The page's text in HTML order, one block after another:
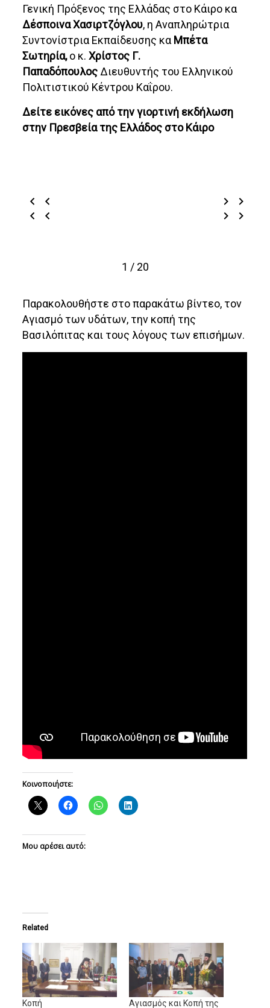
Γενική Πρόξενος της Ελλάδας στο Κάιρο κα
Δέσποινα Χασιρτζόγλου, η Αναπληρώτρια
Συντονίστρια Εκπαίδευσης κα Μπέτα
Σωτηρία,ο κ.Χρίστος Γ.
Παπαδόπουλος Διευθυντής του Ελληνικού
Πολιτιστικού Κέντρου Καΐρου.
Δείτε εικόνες από την γιορτινή εκδήλωση
στην Πρεσβεία της Ελλάδος στο Κάιρο
1 / 20
Παρακολουθήστε στο παρακάτω βίντεο, τον
Αγιασμό των υδάτων, την κοπή της
Βασιλόπιτας και τους λόγους των επισήμων.
Κοινοποιήστε:
Μου αρέσει αυτό:
Related
Κοπή
Αγιασμός και Κοπή της